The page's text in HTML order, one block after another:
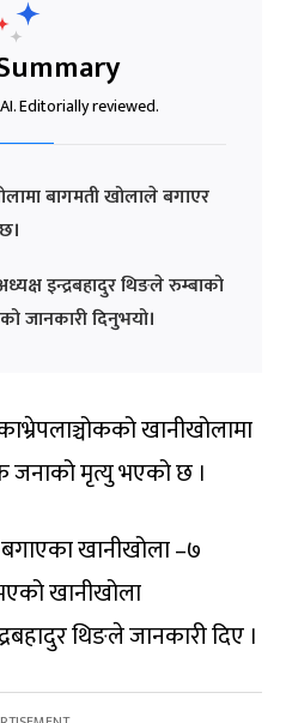
Editorially reviewed.
बागमती खोलाले बगाएर
इन्द्रबहादुर थिङले रुम्बाको
जानकारी दिनुभयो।
खानीखोलामा
जनाको मृत्यु भएको छ ।
खानीखोला –७
खानीखोला
थिङले जानकारी दिए ।